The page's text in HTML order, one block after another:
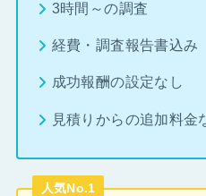
3時間～の調査
経費・調査報告書込み
成功報酬の設定なし
見積りからの追加料金
人気No.1